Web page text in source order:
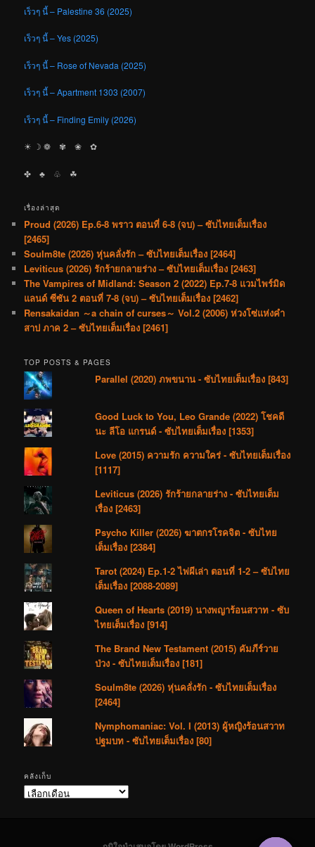
เร็วๆ นี้ – Palestine 36 (2025)
เร็วๆ นี้ – Yes (2025)
เร็วๆ นี้ – Rose of Nevada (2025)
เร็วๆ นี้ – Apartment 1303 (2007)
เร็วๆ นี้ – Finding Emily (2026)
☀︎ ☽ ❁ ✾ ❀ ✿
✤ ♣︎ ♧ ☘︎
เรื่องล่าสุด
Proud (2026) Ep.6-8 พราว ตอนที่ 6-8 (จบ) – ซับไทยเต็มเรื่อง
[2465]
Soulm8te (2026) หุ่นคลั่งรัก – ซับไทยเต็มเรื่อง [2464]
Leviticus (2026) รักร้ายกลายร่าง – ซับไทยเต็มเรื่อง [2463]
The Vampires of Midland: Season 2 (2022) Ep.7-8 แวมไพร์มิด
แลนด์ ซีซัน 2 ตอนที่ 7-8 (จบ) – ซับไทยเต็มเรื่อง [2462]
Rensakaidan ～a chain of curses～ Vol.2 (2006) ห่วงโซ่แห่งคำ
สาป ภาค 2 – ซับไทยเต็มเรื่อง [2461]
TOP POSTS & PAGES
Parallel (2020) ภพขนาน - ซับไทยเต็มเรื่อง [843]
Good Luck to You, Leo Grande (2022) โชคดี
นะ ลีโอ แกรนด์ - ซับไทยเต็มเรื่อง [1353]
Love (2015) ความรัก ความใคร่ - ซับไทยเต็มเรื่อง
[1117]
Leviticus (2026) รักร้ายกลายร่าง - ซับไทยเต็ม
เรื่อง [2463]
Psycho Killer (2026) ฆาตกรโรคจิต - ซับไทย
เต็มเรื่อง [2384]
Tarot (2024) Ep.1-2 ไพ่ผีเล่า ตอนที่ 1-2 – ซับไทย
เต็มเรื่อง [2088-2089]
Queen of Hearts (2019) นางพญาร้อนสวาท - ซับ
ไทยเต็มเรื่อง [914]
The Brand New Testament (2015) คัมภีร์วาย
ป่วง - ซับไทยเต็มเรื่อง [181]
Soulm8te (2026) หุ่นคลั่งรัก - ซับไทยเต็มเรื่อง
[2464]
Nymphomaniac: Vol. I (2013) ผู้หญิงร้อนสวาท
ปฐมบท - ซับไทยเต็มเรื่อง [80]
คลังเก็บ
คลัง